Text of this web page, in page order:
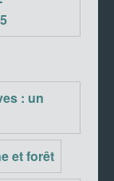
: un
et forêt